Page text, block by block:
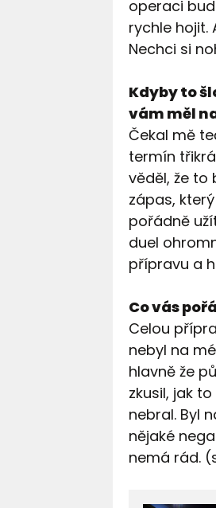
operaci
rychle hojit.
Nechci si
Kdyby to
vám měl
Čekal mě
termín
věděl, že to
zápas,
pořádně
duel
přípravu a
Co vás
Celou
nebyl na
hlavně že
zkusil, jak
nebral. Byl
nějaké
nemá rád.